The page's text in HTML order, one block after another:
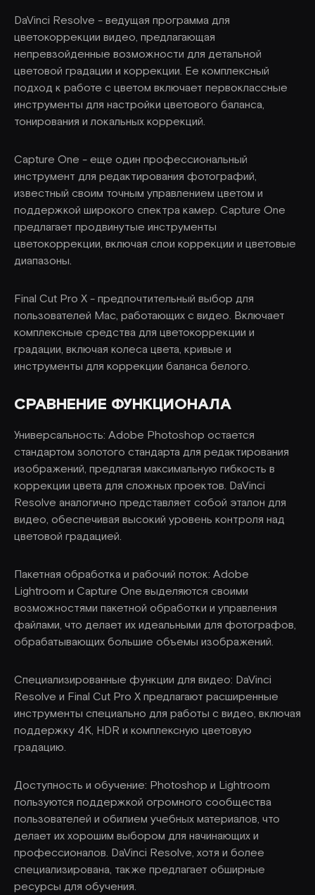
DaVinci Resolve - ведущая программа для
цветокоррекции видео, предлагающая
непревзойденные возможности для детальной
цветовой градации и коррекции. Ее комплексный
подход к работе с цветом включает первоклассные
инструменты для настройки цветового баланса,
тонирования и локальных коррекций.
Capture One - еще один профессиональный
инструмент для редактирования фотографий,
известный своим точным управлением цветом и
поддержкой широкого спектра камер. Capture One
предлагает продвинутые инструменты
цветокоррекции, включая слои коррекции и цветовые
диапазоны.
Final Cut Pro X - предпочтительный выбор для
пользователей Mac, работающих с видео. Включает
комплексные средства для цветокоррекции и
градации, включая колеса цвета, кривые и
инструменты для коррекции баланса белого.
СРАВНЕНИЕ ФУНКЦИОНАЛА
Универсальность: Adobe Photoshop остается
стандартом золотого стандарта для редактирования
изображений, предлагая максимальную гибкость в
коррекции цвета для сложных проектов. DaVinci
Resolve аналогично представляет собой эталон для
видео, обеспечивая высокий уровень контроля над
цветовой градацией.
Пакетная обработка и рабочий поток: Adobe
Lightroom и Capture One выделяются своими
возможностями пакетной обработки и управления
файлами, что делает их идеальными для фотографов,
обрабатывающих большие объемы изображений.
Специализированные функции для видео: DaVinci
Resolve и Final Cut Pro X предлагают расширенные
инструменты специально для работы с видео, включая
поддержку 4K, HDR и комплексную цветовую
градацию.
Доступность и обучение: Photoshop и Lightroom
пользуются поддержкой огромного сообщества
пользователей и обилием учебных материалов, что
делает их хорошим выбором для начинающих и
профессионалов. DaVinci Resolve, хотя и более
специализирована, также предлагает обширные
ресурсы для обучения.